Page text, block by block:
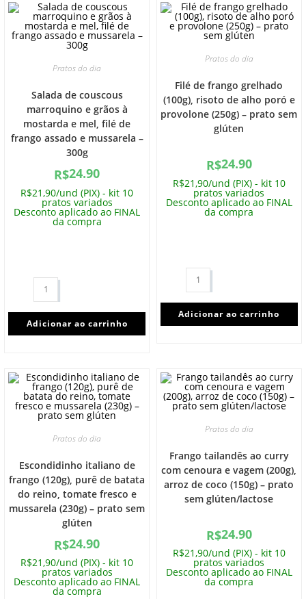
Pratos do dia
Salada de couscous
marroquino e grãos à
mostarda e mel, filé de
frango assado e mussarela –
300g
R$24.90
R$21,90/und (PIX) - kit 10
pratos variados
Desconto aplicado ao FINAL
da compra
Adicionar ao carrinho
Pratos do dia
Filé de frango grelhado
(100g), risoto de alho poró e
provolone (250g) – prato sem
glúten
R$24.90
R$21,90/und (PIX) - kit 10
pratos variados
Desconto aplicado ao FINAL
da compra
Adicionar ao carrinho
Pratos do dia
Escondidinho italiano de
frango (120g), purê de batata
do reino, tomate fresco e
mussarela (230g) – prato sem
glúten
R$24.90
R$21,90/und (PIX) - kit 10
pratos variados
Desconto aplicado ao FINAL
da compra
Pratos do dia
Frango tailandês ao curry
com cenoura e vagem (200g),
arroz de coco (150g) – prato
sem glúten/lactose
R$24.90
R$21,90/und (PIX) - kit 10
pratos variados
Desconto aplicado ao FINAL
da compra